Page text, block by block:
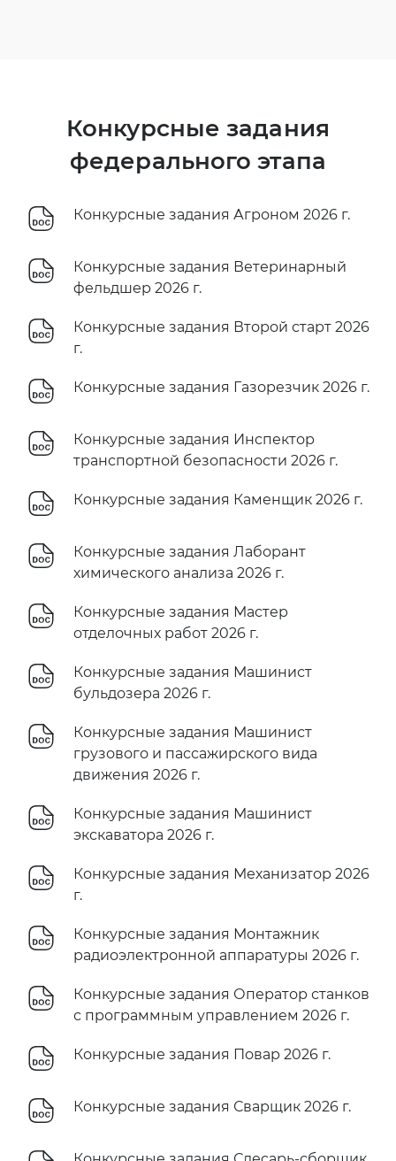
Конкурсные задания
федерального этапа
Конкурсные задания Агроном 2026 г.
Конкурсные задания Ветеринарный
фельдшер 2026 г.
Конкурсные задания Второй старт 2026
г.
Конкурсные задания Газорезчик 2026 г.
Конкурсные задания Инспектор
транспортной безопасности 2026 г.
Конкурсные задания Каменщик 2026 г.
Конкурсные задания Лаборант
химического анализа 2026 г.
Конкурсные задания Мастер
отделочных работ 2026 г.
Конкурсные задания Машинист
бульдозера 2026 г.
Конкурсные задания Машинист
грузового и пассажирского вида
движения 2026 г.
Конкурсные задания Машинист
экскаватора 2026 г.
Конкурсные задания Механизатор 2026
г.
Конкурсные задания Монтажник
радиоэлектронной аппаратуры 2026 г.
Конкурсные задания Оператор станков
с программным управлением 2026 г.
Конкурсные задания Повар 2026 г.
Конкурсные задания Сварщик 2026 г.